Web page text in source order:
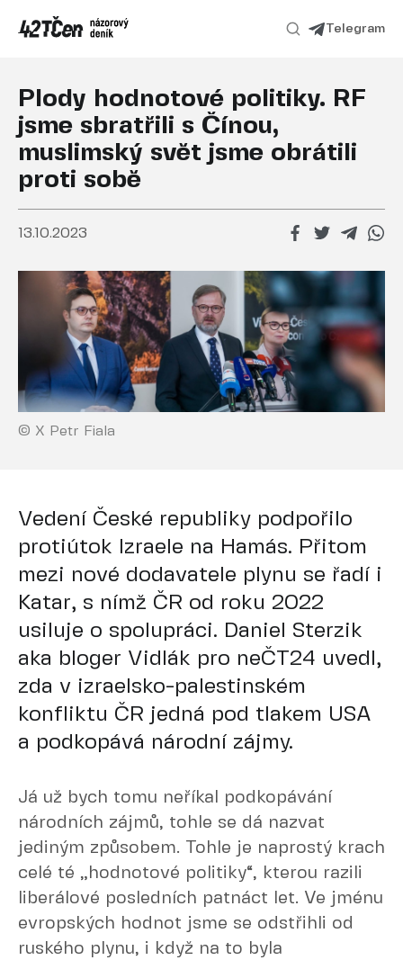
Telegram
Plody hodnotové politiky. RF
jsme sbratřili s Čínou,
muslimský svět jsme obrátili
proti sobě
13.10.2023
© X Petr Fiala
Vedení České republiky podpořilo
protiútok Izraele na Hamás. Přitom
mezi nové dodavatele plynu se řadí i
Katar, s nímž ČR od roku 2022
usiluje o spolupráci. Daniel Sterzik
aka bloger Vidlák pro neČT24 uvedl,
zda v izraelsko-palestinském
konfliktu ČR jedná pod tlakem USA
a podkopává národní zájmy.
Já už bych tomu neříkal podkopávání
národních zájmů, tohle se dá nazvat
jediným způsobem. Tohle je naprostý krach
celé té „hodnotové politiky“, kterou razili
liberálové posledních patnáct let. Ve jménu
evropských hodnot jsme se odstřihli od
ruského plynu, i když na to byla